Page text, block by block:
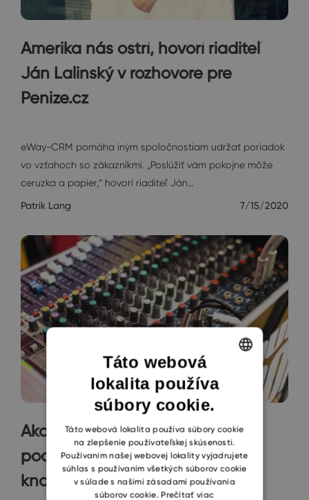
Amerika nás ostrí, hovorí riaditeľ
Ján Lalinský v rozhovore pre
Penize.cz
eWay-CRM pomáha iným spoločnostiam udržať poriadok
vo vzťahoch so zákazníkmi. „Poslúžiť vám pokojne môže
ceruzka a papier,“ hovorí riaditeľ Ján…
Patrik Lang 7/15/2020
Ako nahrávať a editovať
podcasty? V eWay-CRM má
know-how vývojár
ENGLISH
SLOVAK
Táto webová
lokalita používa
súbory cookie.
Táto webová lokalita používa súbory cookie
na zlepšenie používateľskej skúsenosti.
Používaním našej webovej lokality vyjadrujete
súhlas s používaním všetkých súborov cookie
v súlade s našimi zásadami používania
súborov cookie. Prečítať viac